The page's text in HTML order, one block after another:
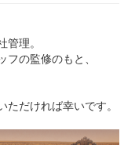
理。
の監修のもと、
だければ幸いです。